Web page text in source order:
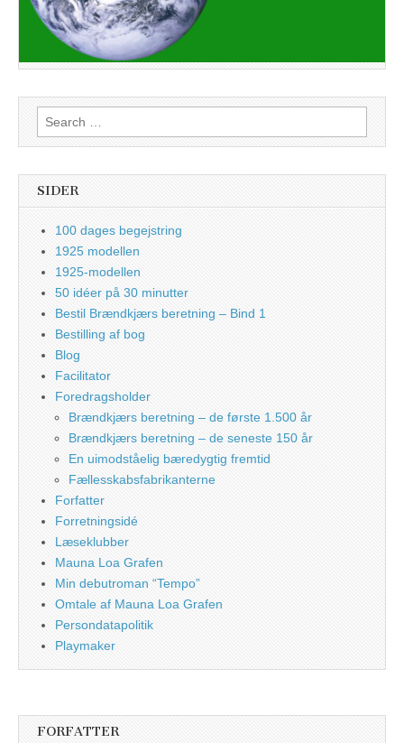
Search
for:
SIDER
100 dages begejstring
1925 modellen
1925-modellen
50 idéer på 30 minutter
Bestil Brændkjærs beretning – Bind 1
Bestilling af bog
Blog
Facilitator
Foredragsholder
Brændkjærs beretning – de første 1.500 år
Brændkjærs beretning – de seneste 150 år
En uimodståelig bæredygtig fremtid
Fællesskabsfabrikanterne
Forfatter
Forretningsidé
Læseklubber
Mauna Loa Grafen
Min debutroman “Tempo”
Omtale af Mauna Loa Grafen
Persondatapolitik
Playmaker
FORFATTER